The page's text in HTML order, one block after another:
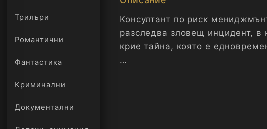
Трилъри
онлайн
Романтични
Фантастика
Криминални
Документални
Консултант по риск
разследва зловещ инцидент,
крие тайна, която е